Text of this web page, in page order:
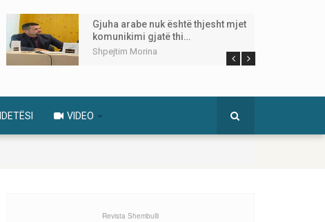
Gjuha arabe nuk është thjesht mjet
komunikimi gjatë thi…
Shpejtim Morina
VIDEO
Revista Shembulli